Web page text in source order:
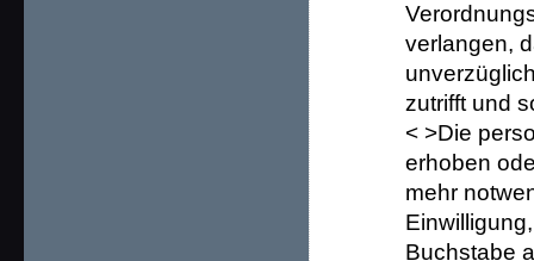
verlangen,
zutrifft und
< >Die
erhoben
mehr
Buchstabe